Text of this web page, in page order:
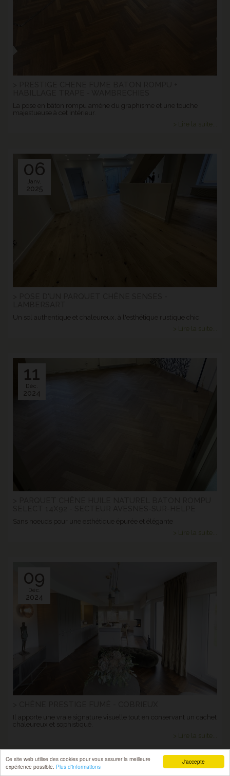
J'accepte
Ce site web utilise des cookies pour vous assurer la meilleure
expérience possible. Plus d'informations
La pose en bâton rompu amène du graphisme et une touche
majestueuse à cet intérieur.
> Lire la suite...
06
Janv.
2025
Un sol authentique et chaleureux, à l'esthétique rustique chic
> Lire la suite...
11
Déc.
2024
Sans noeuds pour une esthétique épurée et élégante
> Lire la suite...
09
Déc.
2024
Il apporte une vraie signature visuelle tout en conservant un cachet
chaleureux et sophistiqué.
> Lire la suite...